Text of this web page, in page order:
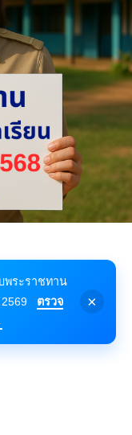
พระราชทาน
ตรวจ
×